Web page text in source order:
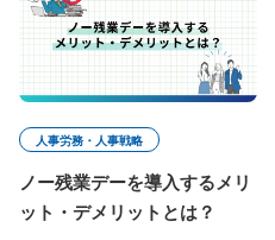
人事労務・人事戦略
ノー残業デーを導入するメリ
ット・デメリットとは？